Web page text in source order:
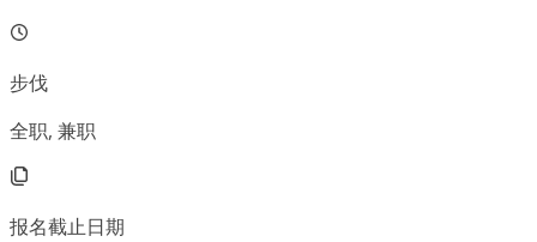
步伐
全职, 兼职
报名截止日期